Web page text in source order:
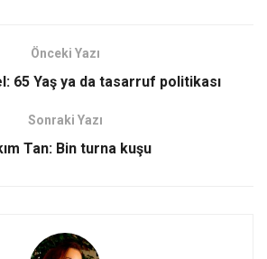
Önceki Yazı
65 Yaş ya da tasarruf politikası
Sonraki Yazı
Tan: Bin turna kuşu